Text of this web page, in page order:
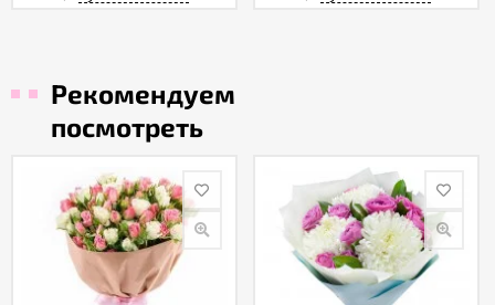
Рекомендуем
посмотреть